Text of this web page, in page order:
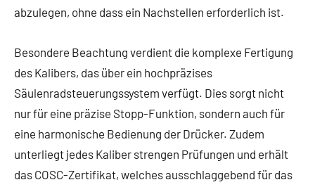
abzulegen, ohne dass ein Nachstellen erforderlich ist.
Besondere Beachtung verdient die komplexe Fertigung
des Kalibers, das über ein hochpräzises
Säulenradsteuerungssystem verfügt. Dies sorgt nicht
nur für eine präzise Stopp-Funktion, sondern auch für
eine harmonische Bedienung der Drücker. Zudem
unterliegt jedes Kaliber strengen Prüfungen und erhält
das COSC-Zertifikat, welches ausschlaggebend für das